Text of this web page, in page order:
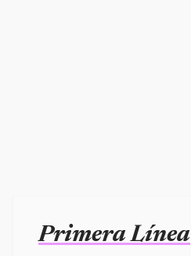
Primera Línea